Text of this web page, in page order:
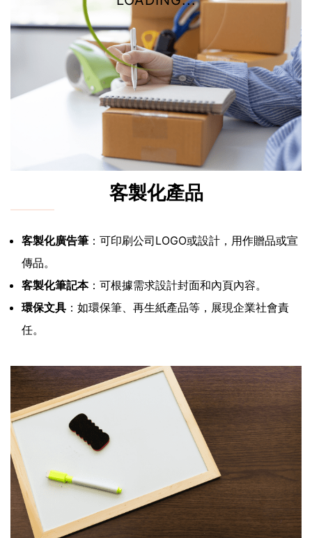
客製化產品
客製化廣告筆 ：可印刷公司LOGO或設計，用作贈品或宣
傳品。
客製化筆記本：可根據需求設計封面和內頁內容。
環保文具 ：如環保筆、再生紙產品等，展現企業社會責
任。